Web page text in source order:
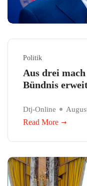
Politik
Aus drei
Bündnis
Dtj-Online
Read More